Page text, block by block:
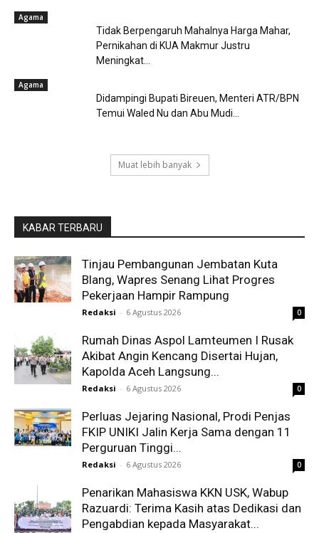
Agama
Tidak Berpengaruh Mahalnya Harga Mahar,
Pernikahan di KUA Makmur Justru
Meningkat...
Agama
Didampingi Bupati Bireuen, Menteri ATR/BPN
Temui Waled Nu dan Abu Mudi...
Muat lebih banyak
KABAR TERBARU
Tinjau Pembangunan Jembatan Kuta
Blang, Wapres Senang Lihat Progres
Pekerjaan Hampir Rampung
Redaksi - 6 Agustus 2026 0
Rumah Dinas Aspol Lamteumen I Rusak
Akibat Angin Kencang Disertai Hujan,
Kapolda Aceh Langsung...
Redaksi - 6 Agustus 2026 0
Perluas Jejaring Nasional, Prodi Penjas
FKIP UNIKI Jalin Kerja Sama dengan 11
Perguruan Tinggi...
Redaksi - 6 Agustus 2026 0
Penarikan Mahasiswa KKN USK, Wabup
Razuardi: Terima Kasih atas Dedikasi dan
Pengabdian kepada Masyarakat...